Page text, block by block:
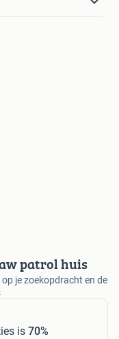
patrol huis
je zoekopdracht en de
is 70%